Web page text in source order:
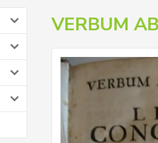
VERBUM